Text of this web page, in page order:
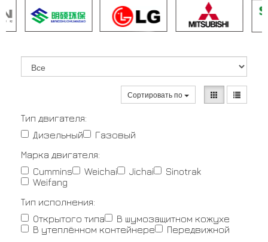
Сортировать по
Тип двигателя:
Дизельный
Газовый
Марка двигателя:
Cummins
Weichai Jichai
Sinotrak
Weifang
Тип исполнения:
Открытого типа
В шумозащитном кожухе
В утеплённом контейнере
Передвижной